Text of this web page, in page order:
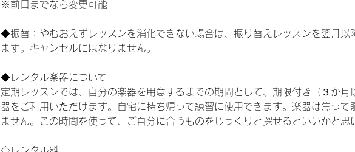
※前日までなら変更可能
◆振替：やむおえずレッスンを消化できない場合は、振り替えレッスンを翌月以
ます。キャンセルにはなりません。
◆レンタル楽器について
定期レッスンでは、自分の楽器を用意するまでの期間として、期限付き（３か月
器をご利用いただけます。自宅に持ち帰って練習に使用できます。楽器は焦って
ません。この時間を使って、ご自分に合うものをじっくりと探せるといいかと思
◇レンタル料